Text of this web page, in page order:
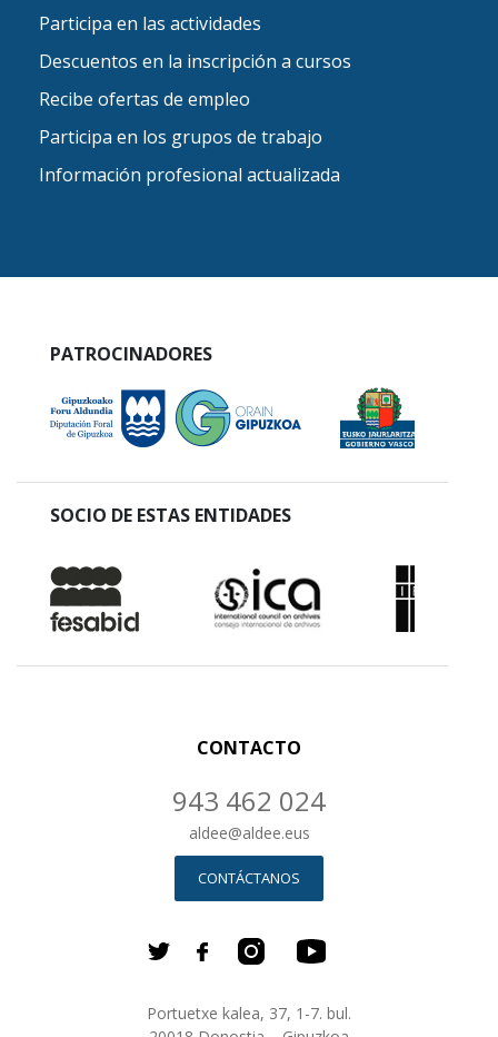
Participa en las actividades
Descuentos en la inscripción a cursos
Recibe ofertas de empleo
Participa en los grupos de trabajo
Información profesional actualizada
PATROCINADORES
SOCIO DE ESTAS ENTIDADES
CONTACTO
943 462 024
aldee@aldee.eus
CONTÁCTANOS
Portuetxe kalea, 37, 1-7. bul.